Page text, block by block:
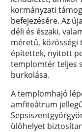
kormányzati
befejezésére. Az
déli és északi,
méretű,
építettek, nyitott
templomtér teljes
burkolása.
A templomhajó
amfiteátrum
ülőhelyet